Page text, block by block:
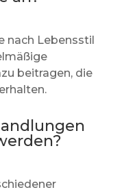
nach Lebensstil
beitragen, die